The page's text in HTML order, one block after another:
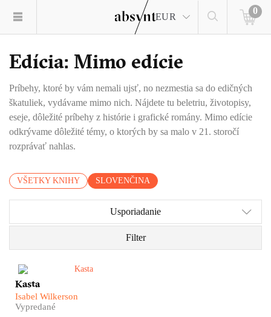
EUR
0
Edícia: Mimo edície
Príbehy, ktoré by vám nemali ujsť, no nezmestia sa do edičných
škatuliek, vydávame mimo nich. Nájdete tu beletriu, životopisy,
eseje, dôležité príbehy z histórie i grafické romány. Mimo edície
odkrývame dôležité témy, o ktorých by sa malo v 21. storočí
rozprávať nahlas.
VŠETKY KNIHY SLOVENČINA
Usporiadanie
Filter
Kasta je nálepka, ktorá hovorí,
ako máme s človekom
zaobchádzať.
Kasta
Isabel Wilkerson
Vypredané